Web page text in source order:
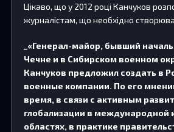
Цікаво, що у 2012 році Канчуков
журналістам, що необхідно
_«Генерал-майор, бывший
Чечне и в Сибирском военном
Канчуков предложил создать в
военные компании. По его
время, в связи с активным
глобализации в международной
областях, в практике